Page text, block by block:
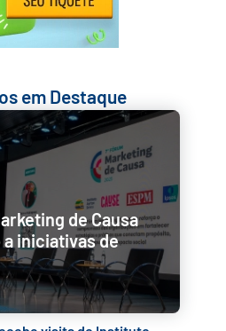
em Destaque
de Causa
iniciativas de